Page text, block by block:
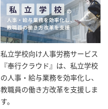
私立学校向け人事労務サービス
『奉行クラウド』は、私立学校
の人事・給与業務を効率化し、
教職員の働き方改革を支援しま
す。